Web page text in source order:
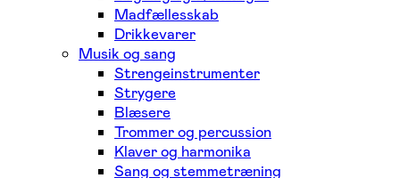
Madfællesskab
Drikkevarer
Musik og sang
Strengeinstrumenter
Strygere
Blæsere
Trommer og percussion
Klaver og harmonika
Sang og stemmetræning